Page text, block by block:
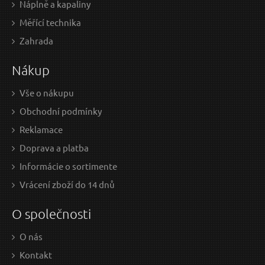
0.55 EUR bez DPH
Skladem
Rukavice bavlněné polomáčené v LATEXU, velikost
Náplně a kapaliny
Měřící technika
Zahrada
Nákup
Vše o nákupu
Obchodní podmínky
Reklamace
Doprava a platba
Informácie o sortimente
Vrácení zboží do 14 dnů
O společnosti
O nás
Kontakt